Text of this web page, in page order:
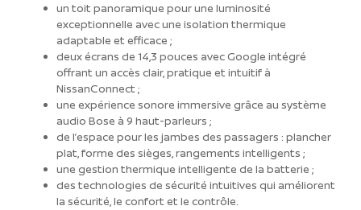
un toit panoramique pour une luminosité
exceptionnelle avec une isolation thermique
adaptable et efficace ;
deux écrans de 14,3 pouces avec Google intégré
offrant un accès clair, pratique et intuitif à
NissanConnect ;
une expérience sonore immersive grâce au système
audio Bose à 9 haut-parleurs ;
de l’espace pour les jambes des passagers : plancher
plat, forme des sièges, rangements intelligents ;
une gestion thermique intelligente de la batterie ;
des technologies de sécurité intuitives qui améliorent
la sécurité, le confort et le contrôle.